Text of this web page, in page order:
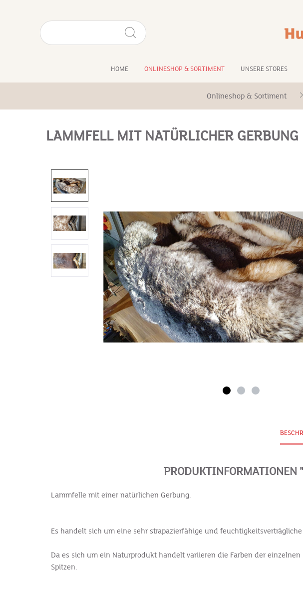
HOME ONLINESHOP & SORTIMENT UNSERE STORES
Onlineshop & Sortiment
LAMMFELL MIT NATÜRLICHER GERBUNG
PRODUKTINFORMATIONEN
Lammfelle mit einer natürlichen Gerbung.
Es handelt sich um eine sehr strapazierfähige und
Da es sich um ein Naturprodukt handelt variieren die Farben der
Spitzen.